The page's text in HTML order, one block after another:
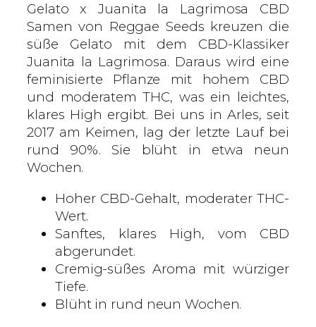
R
e
g
g
a
e
S
e
e
d
Gelato x Juanita la Lagrimosa CBD
Samen von Reggae Seeds kreuzen die
süße Gelato mit dem CBD-Klassiker
Juanita la Lagrimosa. Daraus wird eine
feminisierte Pflanze mit hohem CBD
und moderatem THC, was ein leichtes,
klares High ergibt. Bei uns in Arles, seit
2017 am Keimen, lag der letzte Lauf bei
rund 90%. Sie blüht in etwa neun
Wochen.
Hoher CBD-Gehalt, moderater THC-
Wert.
Sanftes, klares High, vom CBD
abgerundet.
Cremig-süßes Aroma mit würziger
Tiefe.
Blüht in rund neun Wochen.